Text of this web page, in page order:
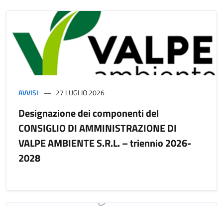
AVVISI 27 LUGLIO 2026
Designazione dei componenti del
CONSIGLIO DI AMMINISTRAZIONE DI
VALPE AMBIENTE S.R.L. – triennio 2026-
2028